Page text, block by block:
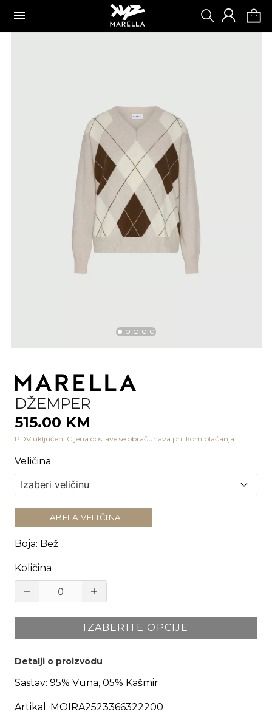
DŽEMPER
515.00 KM
PDV uključen. Cijena dostave se obračunava prilikom plaćanja.
Veličina
TABELA VELIČINA
Boja: Bež
Količina
IZABERITE OPCIJE
Detalji o proizvodu
Sastav: 95% Vuna, 05% Kašmir
Artikal: MOIRA2523366322200